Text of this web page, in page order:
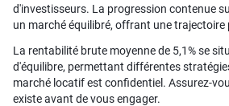
d'investisseurs. La progression contenue
un marché équilibré, offrant une trajectoire
La rentabilité brute moyenne de 5,1% se
d'équilibre, permettant différentes
marché locatif est confidentiel. Assurez-
existe avant de vous engager.